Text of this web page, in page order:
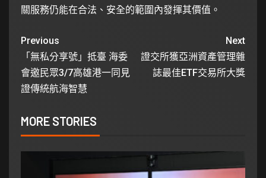
關服務仍能在合法、安全的範圍內發揮其價值。
Previous
「無私分享號」抵臺 海委
會邀民眾3/7高雄港一同見
證傳統航海智慧
Next
證交所獲亞洲資產管理雜
誌最佳ETF交易所大獎
MORE STORIES